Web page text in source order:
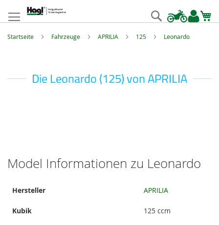
springen
Suche
Startseite Fahrzeuge APRILIA 125 Leonardo
Die Leonardo (125) von APRILIA
Model Informationen zu Leonardo
Informationen
Hersteller APRILIA
Kubik 125 ccm